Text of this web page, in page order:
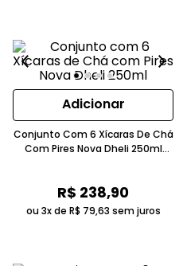
Adicionar
Conjunto Com 6 Xícaras De Chá
Com Pires Nova Dheli 250ml
R$ 238,90
ou 3x de R$ 79,63 sem juros